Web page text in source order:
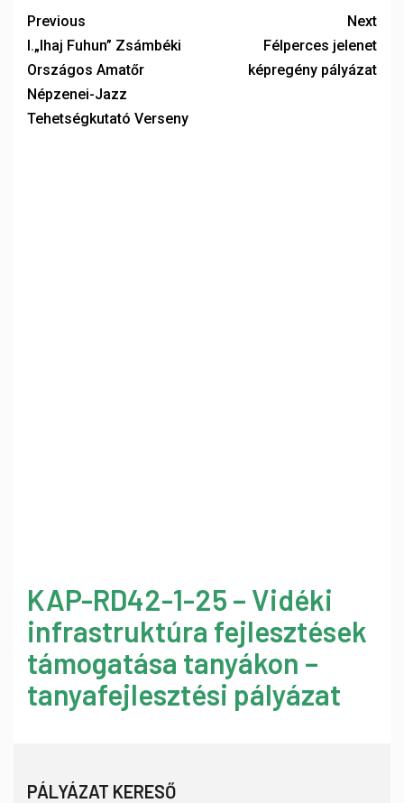
Previous
I.„Ihaj Fuhun” Zsámbéki
Országos Amatőr
Népzenei-Jazz
Tehetségkutató Verseny
Next
Félperces jelenet
képregény pályázat
KAP-RD42-1-25 – Vidéki
infrastruktúra fejlesztések
támogatása tanyákon –
tanyafejlesztési pályázat
PÁLYÁZAT KERESŐ